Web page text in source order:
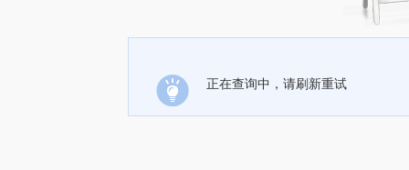
正在查询中，请刷新重试